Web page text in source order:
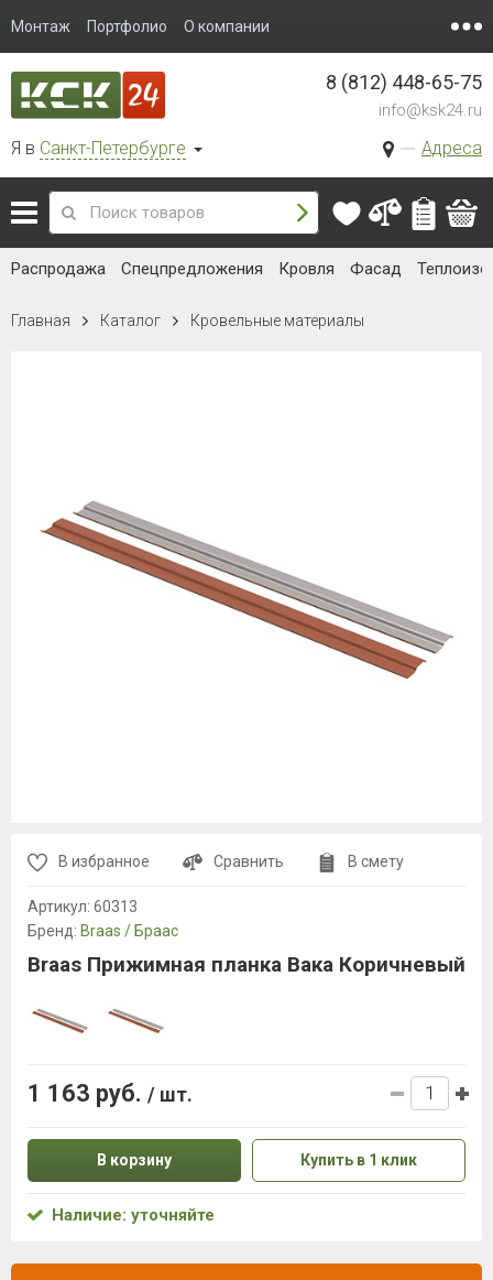
Монтаж Портфолио О компании
Я в Санкт-Петербурге Адреса
8 (812) 448-65-75
info@ksk24.ru
Распродажа Спецпредложения Кровля Фасад
Главная Каталог Кровельные материалы
В избранное Сравнить В смету
Артикул: 60313
Бренд: Braas / Браас
Braas Прижимная планка Вака Коричневый
1 163 руб. / шт.
В корзину Купить в 1 клик
Наличие: уточняйте